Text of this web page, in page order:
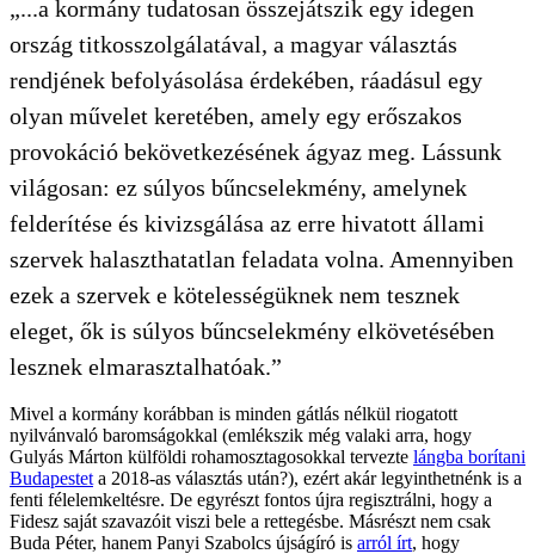
„...a kormány tudatosan összejátszik egy idegen
ország titkosszolgálatával, a magyar választás
rendjének befolyásolása érdekében, ráadásul egy
olyan művelet keretében, amely egy erőszakos
provokáció bekövetkezésének ágyaz meg. Lássunk
világosan: ez súlyos bűncselekmény, amelynek
felderítése és kivizsgálása az erre hivatott állami
szervek halaszthatatlan feladata volna. Amennyiben
ezek a szervek e kötelességüknek nem tesznek
eleget, ők is súlyos bűncselekmény elkövetésében
lesznek elmarasztalhatóak.”
Mivel a kormány korábban is minden gátlás nélkül riogatott
nyilvánvaló baromságokkal (emlékszik még valaki arra, hogy
Gulyás Márton külföldi rohamosztagosokkal tervezte lángba borítani
Budapestet a 2018-as választás után?), ezért akár legyinthetnénk is a
fenti félelemkeltésre. De egyrészt fontos újra regisztrálni, hogy a
Fidesz saját szavazóit viszi bele a rettegésbe. Másrészt nem csak
Buda Péter, hanem Panyi Szabolcs újságíró is arról írt, hogy